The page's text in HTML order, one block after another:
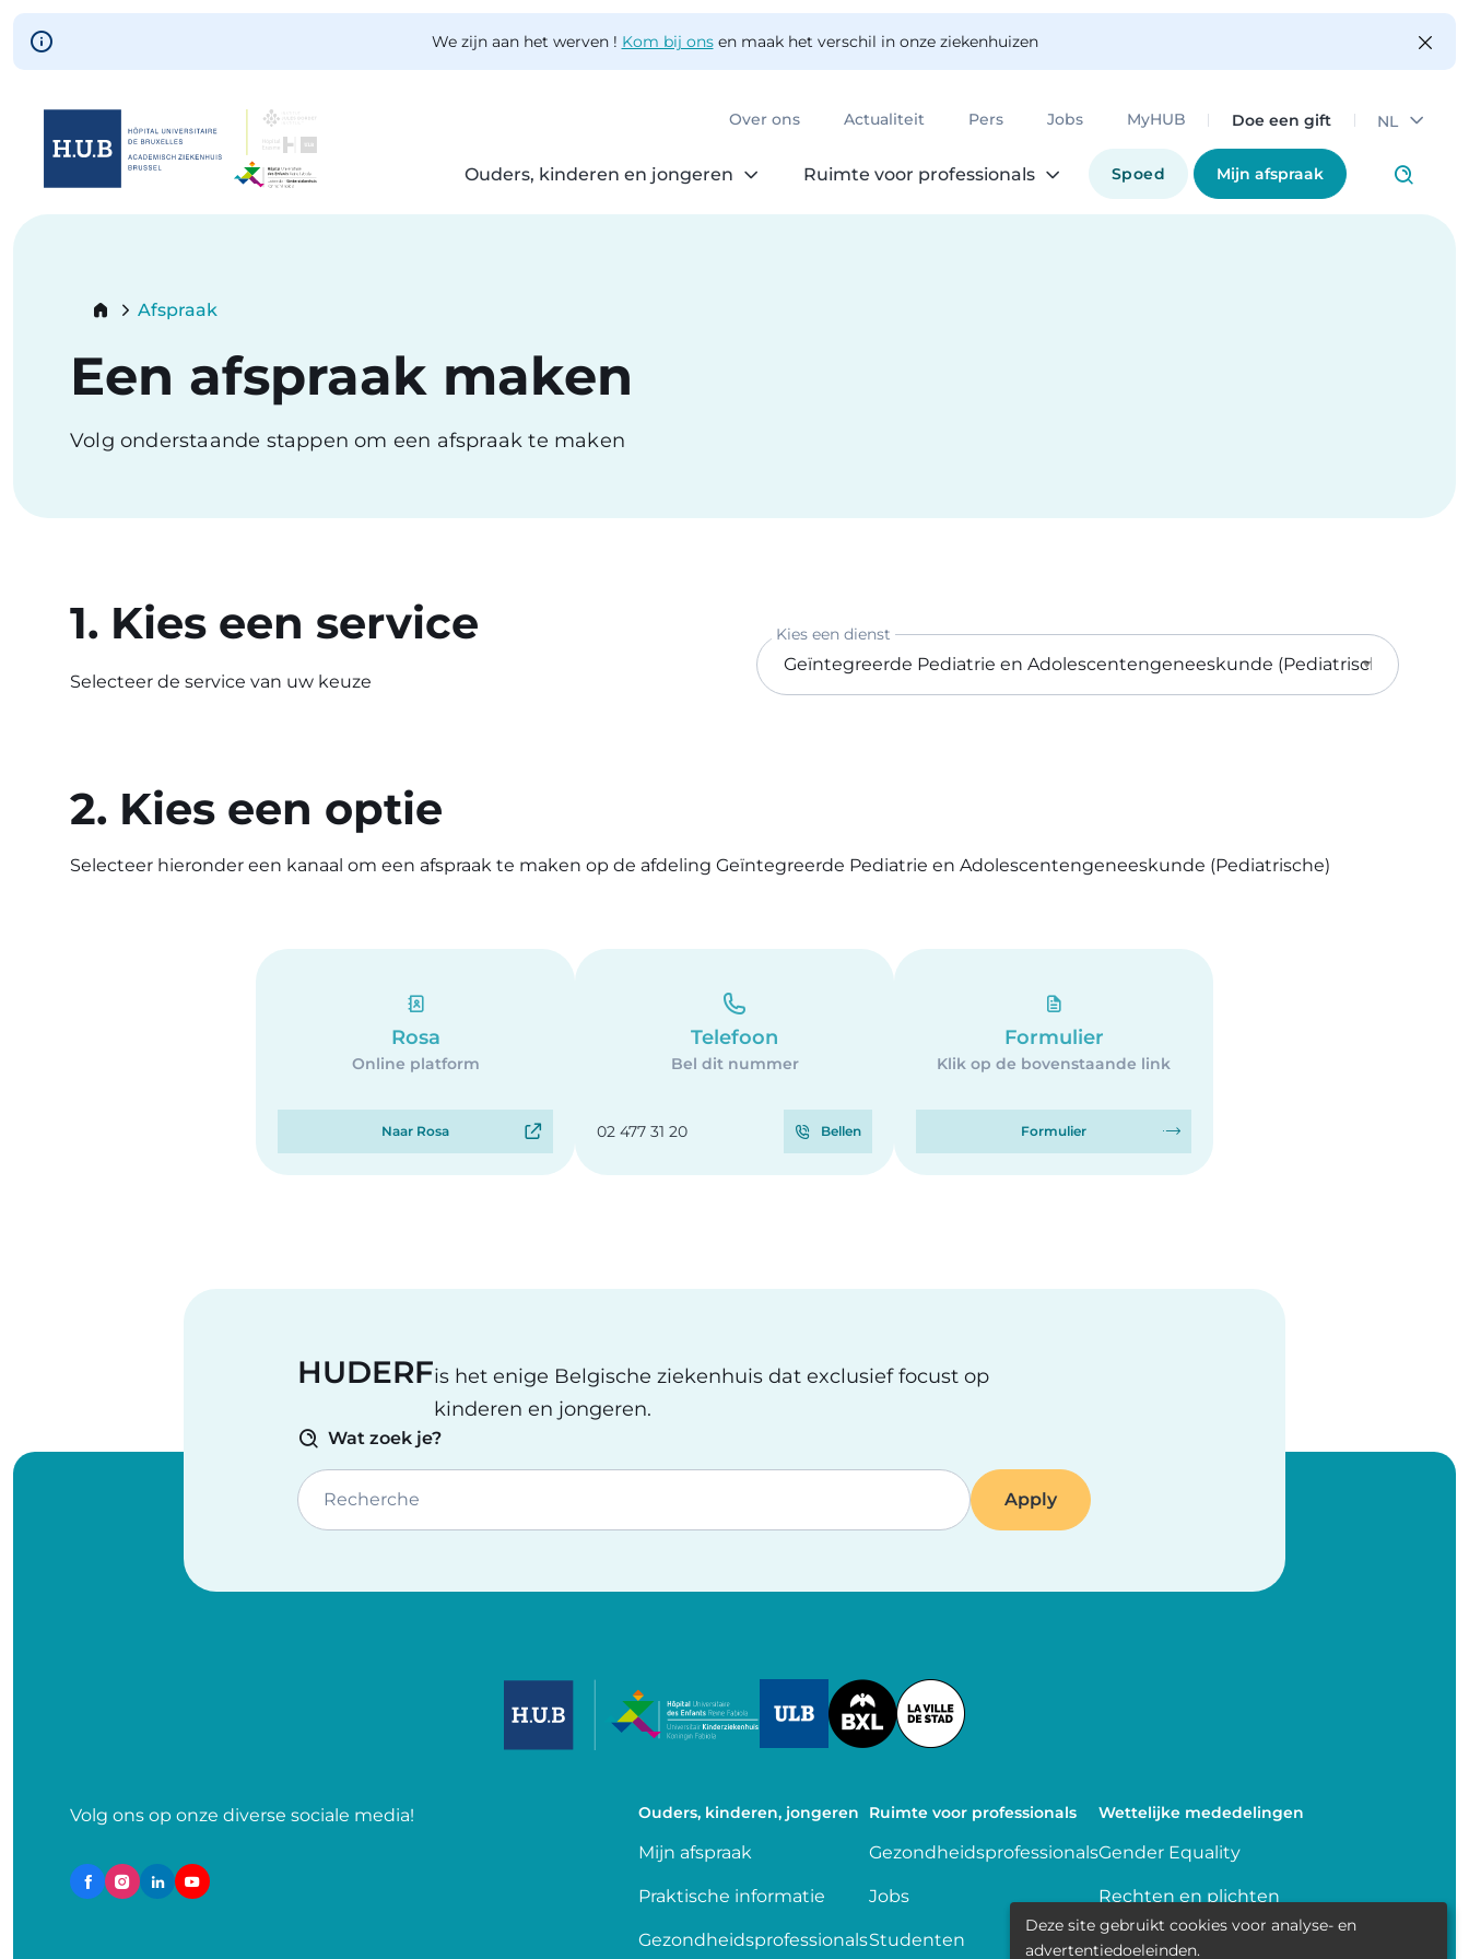
Skip to main content
We zijn aan het werven ! Kom bij onsen maak het verschil in onze ziekenhuizen
Over ons Actualiteit Pers Jobs MyHUB Doe een gift NL
Ouders, kinderen en jongeren Ruimte voor professionals Spoed Mijn afspraak
Skip
Breadcrumb
Current:
Afspraak
Een afspraak maken
Volg onderstaande stappen om een afspraak te maken
1. Kies een service
Selecteer de service van uw keuze
Kies een dienst
2. Kies een optie
Selecteer hieronder een kanaal om een afspraak te maken op de afdeling Geïntegreerde Pediatrie en Adolescentengeneeskunde (Pediatrische)
Rosa
Online platform
Naar Rosa
Telefoon
Bel dit nummer
02 477 31 20 Bellen
Formulier
Klik op de bovenstaande link
Formulier
HUDERFis het enige Belgische ziekenhuis dat exclusief focust op
kinderen en jongeren.
Wat zoek je?
Recherche
Image
Volg ons op onze diverse sociale media! Ouders, kinderen, jongeren
Mijn afspraak
Praktische informatie
Gezondheidsprofessionals
Ruimte voor professionals
Gezondheidsprofessionals
Jobs
Studenten
Wettelijke mededelingen
Gender Equality
Rechten en plichten
Delen van gegevens
Deze site gebruikt cookies voor analyse- en
advertentiedoeleinden.